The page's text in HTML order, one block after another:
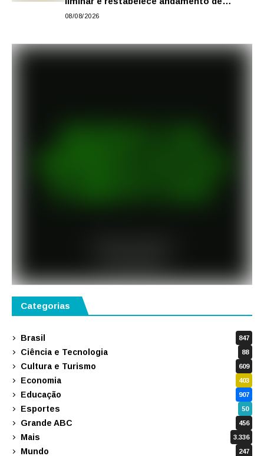
comissão processante contra vereador
08/08/2026
Categorias
Brasil 847
Ciência e Tecnologia 88
Cultura e Turismo 609
Economia 403
Educação 907
Esportes 50
Grande ABC 456
Mais 3.336
Mundo 247